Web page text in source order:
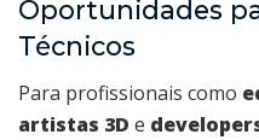
Oportunidades
Técnicos
Para profissionais como
artistas 3D e